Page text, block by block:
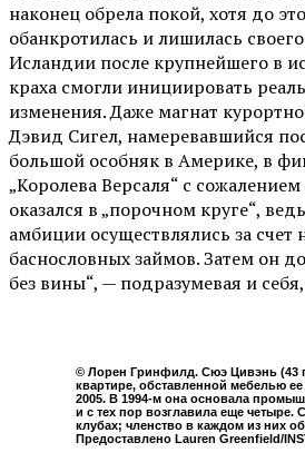
наконец обрела покой, хотя до
обанкротилась и лишилась
Исландии после крупнейшего в
краха смогли инициировать
изменения. Даже магнат
Дэвид Сигел, намеревавшийся
большой особняк в Америке, в
„Королева Версаля“ с
оказался в „порочном круге“,
амбиции осуществлялись за счет
баснословных займов. Затем он
без вины“, — подразумевая и
© Лорен Гринфилд. Сюэ Цивэнь (43
квартире, обставленной мебелью
2005. В 1994-м она основала
и с тех пор возглавила еще четыре.
клубах; членство в каждом из них
Предоставлено Lauren Greenfield/